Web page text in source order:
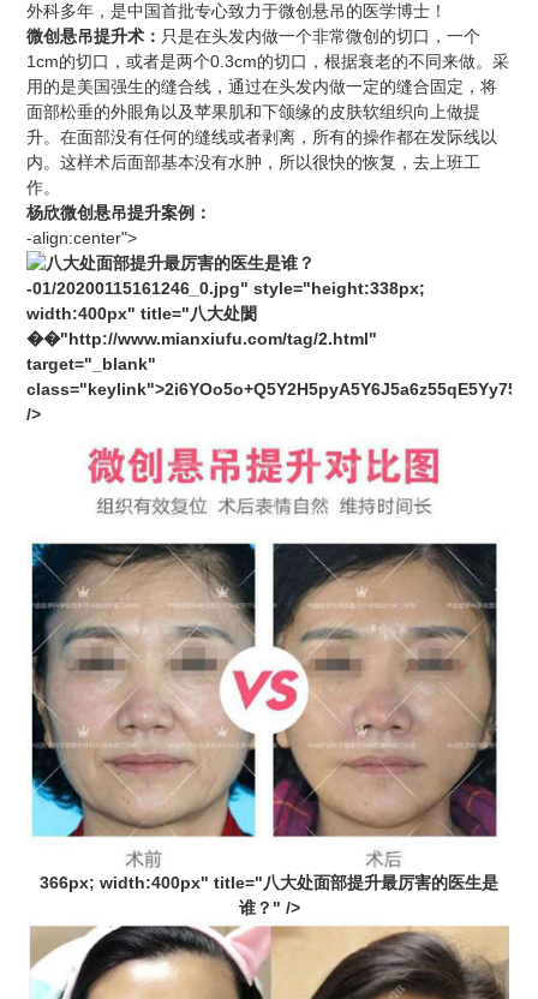
外科多年，是中国首批专心致力于微创悬吊的医学博士！
微创悬吊提升术： 只是在头发内做一个非常微创的切口，一个
1cm的切口，或者是两个0.3cm的切口，根据衰老的不同来做。采
用的是美国强生的缝合线，通过在头发内做一定的缝合固定，将
面部松垂的外眼角以及苹果肌和下颌缘的皮肤软组织向上做提
升。在面部没有任何的缝线或者剥离，所有的操作都在发际线以
内。这样术后面部基本没有水肿，所以很快的恢复，去上班工
作。
杨欣微创悬吊提升案例 ：
-align:center">
-01/20200115161246_0.jpg" style="height:338px;
width:400px" title="八大处閡
��"http://www.mianxiufu.com/tag/2.html"
target="_blank"
/>
366px; width:400px" title="八大处面部提升最厉害的医生是
谁？" />